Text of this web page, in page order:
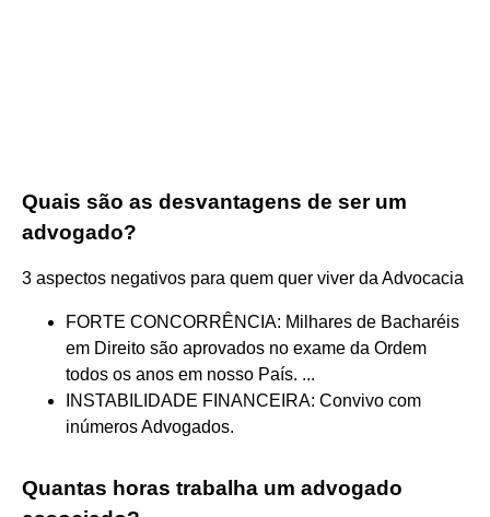
Quais são as desvantagens de ser um
advogado?
3 aspectos negativos para quem quer viver da Advocacia
FORTE CONCORRÊNCIA: Milhares de Bacharéis
em Direito são aprovados no exame da Ordem
todos os anos em nosso País. ...
INSTABILIDADE FINANCEIRA: Convivo com
inúmeros Advogados.
Quantas horas trabalha um advogado